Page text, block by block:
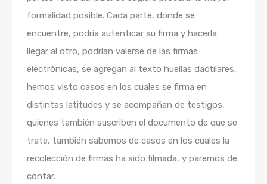
formalidad posible. Cada parte, donde se
encuentre, podría autenticar su firma y hacerla
llegar al otro, podrían valerse de las firmas
electrónicas, se agregan al texto huellas dactilares,
hemos visto casos en los cuales se firma en
distintas latitudes y se acompañan de testigos,
quienes también suscriben el documento de que se
trate, también sabemos de casos en los cuales la
recolección de firmas ha sido filmada, y paremos de
contar.